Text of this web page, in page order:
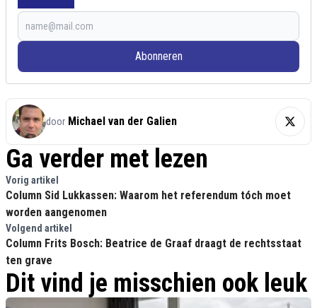
Abonneren
door Michael van der Galien
Ga verder met lezen
Vorig artikel
Column Sid Lukkassen: Waarom het referendum tóch moet
worden aangenomen
Volgend artikel
Column Frits Bosch: Beatrice de Graaf draagt de rechtsstaat
ten grave
Dit vind je misschien ook leuk